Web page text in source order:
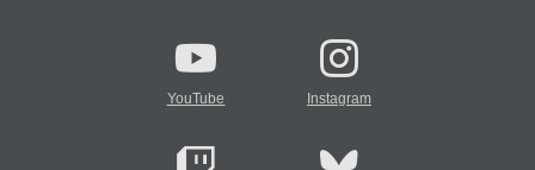
YouTube Instagram